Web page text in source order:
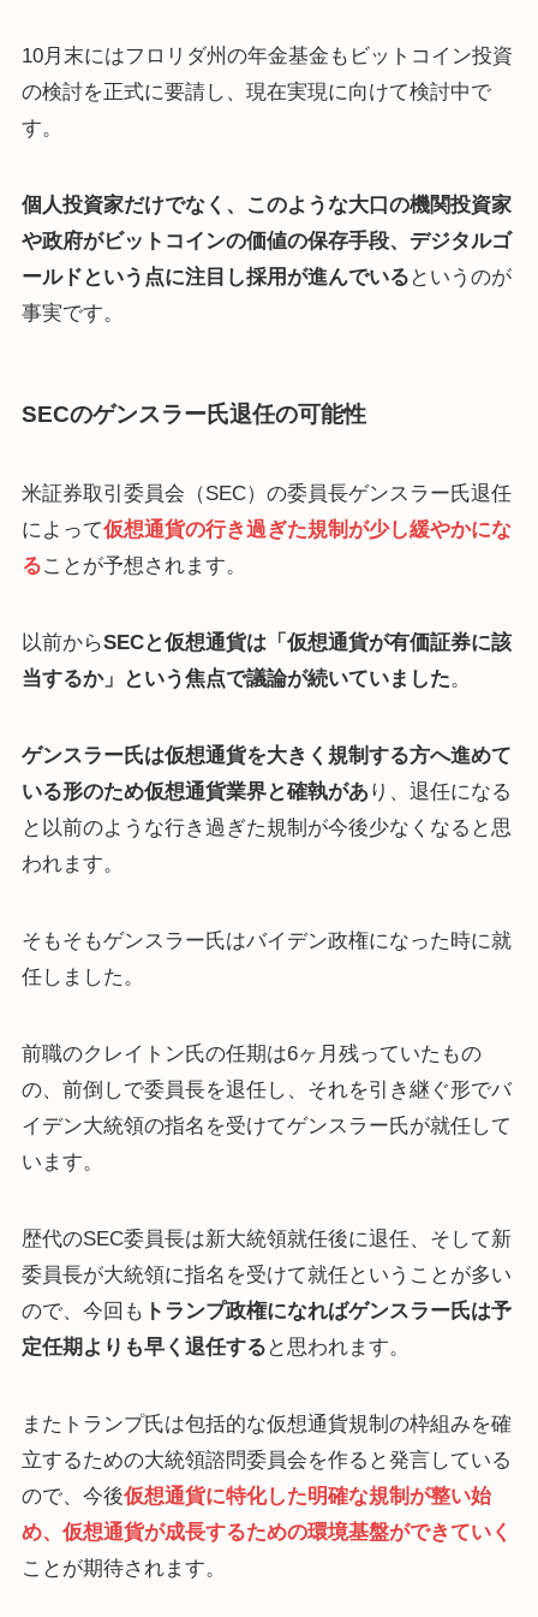
10月末にはフロリダ州の年金基金もビットコイン投資
の検討を正式に要請し、現在実現に向けて検討中で
す。
個人投資家だけでなく、このような大口の機関投資家
や政府がビットコインの価値の保存手段、デジタルゴ
ールドという点に注目し採用が進んでいる というのが
事実です。
SECのゲンスラー氏退任の可能性
米証券取引委員会（SEC）の委員長ゲンスラー氏退任
によって仮想通貨の行き過ぎた規制が少し緩やかにな
ることが予想されます。
以前からSECと仮想通貨は「仮想通貨が有価証券に該
当するか」という焦点で議論が続いていました。
ゲンスラー氏は仮想通貨を大きく規制する方へ進めて
いる形のため仮想通貨業界と確執があり、退任になる
と以前のような行き過ぎた規制が今後少なくなると思
われます。
そもそもゲンスラー氏はバイデン政権になった時に就
任しました。
前職のクレイトン氏の任期は6ヶ月残っていたもの
の、前倒しで委員長を退任し、それを引き継ぐ形でバ
イデン大統領の指名を受けてゲンスラー氏が就任して
います。
歴代のSEC委員長は新大統領就任後に退任、そして新
委員長が大統領に指名を受けて就任ということが多い
ので、今回も トランプ政権になればゲンスラー氏は予
定任期よりも早く退任する と思われます。
またトランプ氏は包括的な仮想通貨規制の枠組みを確
立するための大統領諮問委員会を作ると発言している
ので、今後仮想通貨に特化した明確な規制が整い始
め、仮想通貨が成長するための環境基盤ができていく
ことが期待されます。